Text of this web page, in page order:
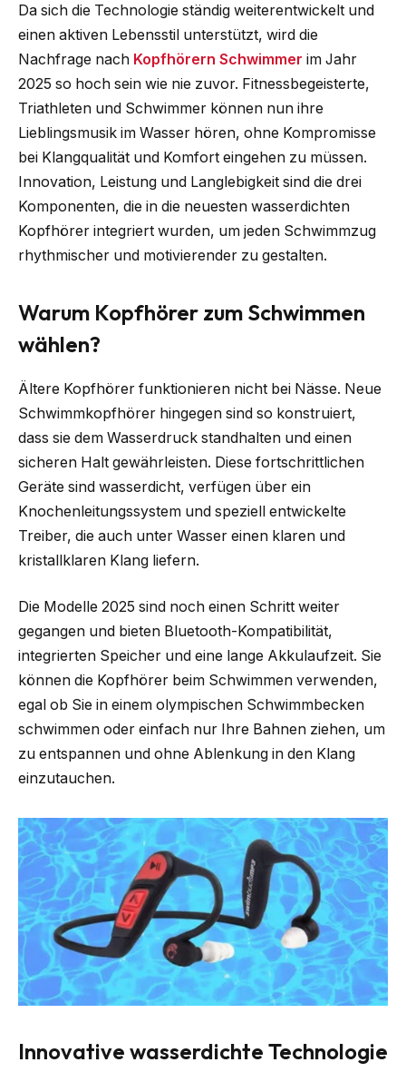
Da sich die Technologie ständig weiterentwickelt und
einen aktiven Lebensstil unterstützt, wird die
Nachfrage nach Kopfhörern Schwimmer im Jahr
2025 so hoch sein wie nie zuvor. Fitnessbegeisterte,
Triathleten und Schwimmer können nun ihre
Lieblingsmusik im Wasser hören, ohne Kompromisse
bei Klangqualität und Komfort eingehen zu müssen.
Innovation, Leistung und Langlebigkeit sind die drei
Komponenten, die in die neuesten wasserdichten
Kopfhörer integriert wurden, um jeden Schwimmzug
rhythmischer und motivierender zu gestalten.
Warum Kopfhörer zum Schwimmen
wählen?
Ältere Kopfhörer funktionieren nicht bei Nässe. Neue
Schwimmkopfhörer hingegen sind so konstruiert,
dass sie dem Wasserdruck standhalten und einen
sicheren Halt gewährleisten. Diese fortschrittlichen
Geräte sind wasserdicht, verfügen über ein
Knochenleitungssystem und speziell entwickelte
Treiber, die auch unter Wasser einen klaren und
kristallklaren Klang liefern.
Die Modelle 2025 sind noch einen Schritt weiter
gegangen und bieten Bluetooth-Kompatibilität,
integrierten Speicher und eine lange Akkulaufzeit. Sie
können die Kopfhörer beim Schwimmen verwenden,
egal ob Sie in einem olympischen Schwimmbecken
schwimmen oder einfach nur Ihre Bahnen ziehen, um
zu entspannen und ohne Ablenkung in den Klang
einzutauchen.
Innovative wasserdichte Technologie